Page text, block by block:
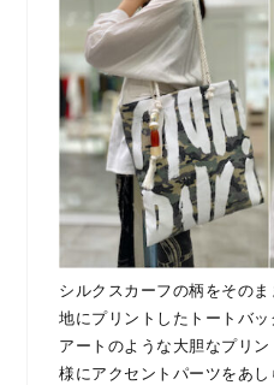
シルクスカーフの柄をその
地にプリントしたトートバッ
アートのような大胆なプリ
様にアクセントパーツをあ